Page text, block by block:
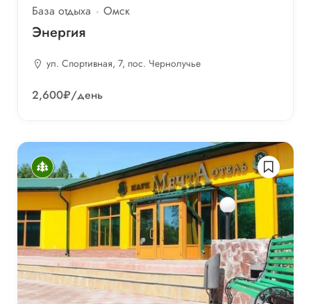
База отдыха Омск
Энергия
ул. Спортивная, 7, пос. Чернолучье
2,600₽/день